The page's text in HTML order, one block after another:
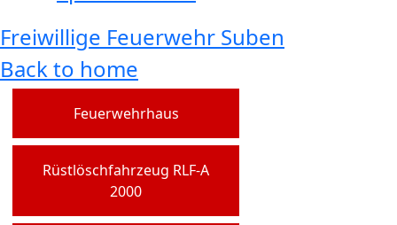
Freiwillige Feuerwehr Suben
Back to home
Feuerwehrhaus
Rüstlöschfahrzeug RLF-A
2000